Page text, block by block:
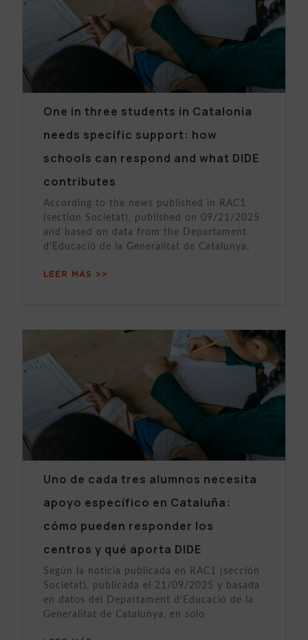
One in three students in Catalonia
needs specific support: how
schools can respond and what DIDE
contributes
According to the news published in RAC1
(section Societat), published on 09/21/2025
and based on data from the Departament
d’Educació de la Generalitat de Catalunya,
LEER MÁS >>
Uno de cada tres alumnos necesita
apoyo específico en Cataluña:
cómo pueden responder los
centros y qué aporta DIDE
Según la noticia publicada en RAC1 (sección
Societat), publicada el 21/09/2025 y basada
en datos del Departament d’Educació de la
Generalitat de Catalunya, en solo